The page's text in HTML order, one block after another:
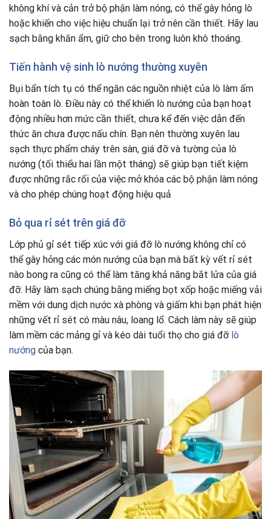
không khí và cản trở bộ phận làm nóng, có thể gây hỏng lò
hoặc khiến cho việc hiệu chuẩn lại trở nên cần thiết. Hãy lau
sạch bằng khăn ẩm, giữ cho bên trong luôn khô thoáng.
Tiến hành vệ sinh lò nướng thường xuyên
Bụi bẩn tích tụ có thể ngăn các nguồn nhiệt của lò làm ấm
hoàn toàn lò. Điều này có thể khiến lò nướng của bạn hoạt
động nhiều hơn mức cần thiết, chưa kể đến việc dẫn đến
thức ăn chưa được nấu chín. Bạn nên thường xuyên lau
sạch thực phẩm cháy trên sàn, giá đỡ và tường của lò
nướng (tối thiểu hai lần một tháng) sẽ giúp bạn tiết kiệm
được những rắc rối của việc mở khóa các bộ phận làm nóng
và cho phép chúng hoạt động hiệu quả
Bỏ qua rỉ sét trên giá đỡ
Lớp phủ gỉ sét tiếp xúc với giá đỡ lò nướng không chỉ có
thể gây hỏng các món nướng của bạn mà bất kỳ vết rỉ sét
nào bong ra cũng có thể làm tăng khả năng bắt lửa của giá
đỡ. Hãy làm sạch chúng bằng miếng bọt xốp hoặc miếng vải
mềm với dung dịch nước xà phòng và giấm khi bạn phát hiện
những vết rỉ sét có màu nâu, loang lổ. Cách làm này sẽ giúp
làm mềm các mảng gỉ và kéo dài tuổi thọ cho giá đỡ lò
nướng của bạn.